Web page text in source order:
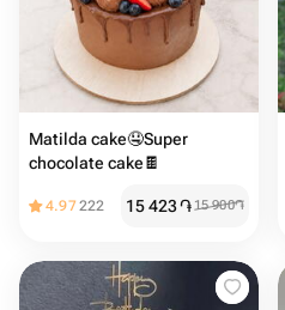
Matilda cake🤤Super
chocolate cake🍫
4.97222 15 423֏15 900֏